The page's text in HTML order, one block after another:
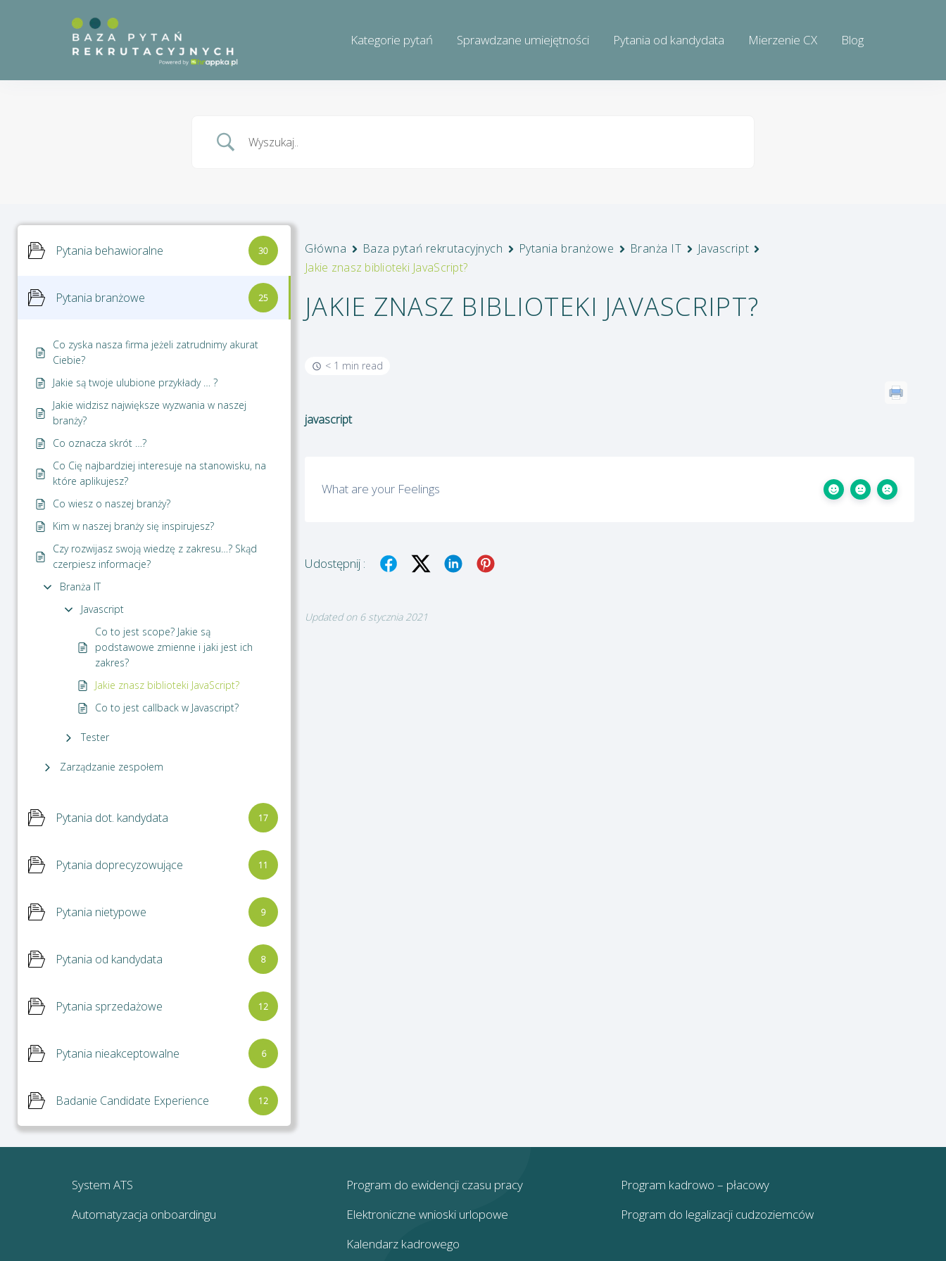
Kategorie pytań Sprawdzane umiejętności Pytania od kandydata Mierzenie CX Blog
Pytania behawioralne 30
Pytania branżowe 25
Co zyska nasza firma jeżeli zatrudnimy akurat
Ciebie?
Jakie są twoje ulubione przykłady … ?
Jakie widzisz największe wyzwania w naszej
branży?
Co oznacza skrót …?
Co Cię najbardziej interesuje na stanowisku, na
które aplikujesz?
Co wiesz o naszej branży?
Kim w naszej branży się inspirujesz?
Czy rozwijasz swoją wiedzę z zakresu…? Skąd
czerpiesz informacje?
Branża IT
Javascript
Co to jest scope? Jakie są
podstawowe zmienne i jaki jest ich
zakres?
Jakie znasz biblioteki JavaScript?
Co to jest callback w Javascript?
Tester
Zarządzanie zespołem
Pytania dot. kandydata 17
Pytania doprecyzowujące 11
Pytania nietypowe 9
Pytania od kandydata 8
Pytania sprzedażowe 12
Pytania nieakceptowalne 6
Badanie Candidate Experience 12
Główna Baza pytań rekrutacyjnych Pytania branżowe Branża IT
Javascript
Jakie znasz biblioteki JavaScript?
JAKIE ZNASZ BIBLIOTEKI JAVASCRIPT?
< 1 min read
javascript
What are your Feelings
Udostępnij :
Updated on 6 stycznia 2021
System ATS
Automatyzacja onboardingu
Program do ewidencji czasu pracy
Elektroniczne wnioski urlopowe
Kalendarz kadrowego
Program kadrowo – płacowy
Program do legalizacji cudzoziemców